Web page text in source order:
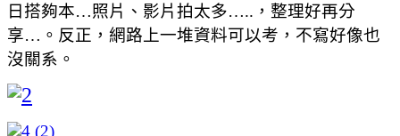
日搭夠本…照片、影片拍太多…..，整理好再分
享…。反正，網路上一堆資料可以考，不寫好像也
沒關系。